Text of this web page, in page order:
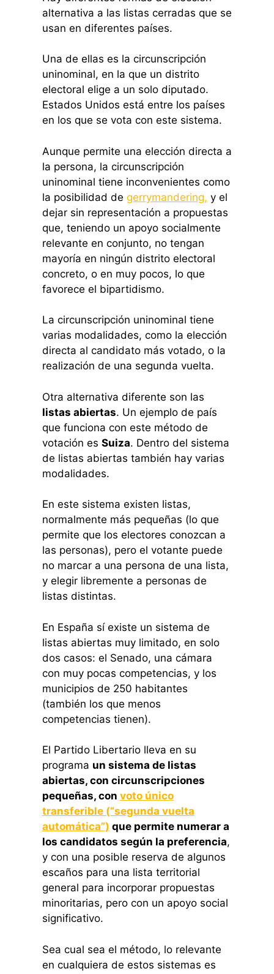
alternativa a las listas cerradas que se
usan en diferentes países.
Una de ellas es la circunscripción
uninominal, en la que un distrito
electoral elige a un solo diputado.
Estados Unidos está entre los países
en los que se vota con este sistema.
Aunque permite una elección directa a
la persona, la circunscripción
uninominal tiene inconvenientes como
la posibilidad de gerrymandering, y el
dejar sin representación a propuestas
que, teniendo un apoyo socialmente
relevante en conjunto, no tengan
mayoría en ningún distrito electoral
concreto, o en muy pocos, lo que
favorece el bipartidismo.
La circunscripción uninominal tiene
varias modalidades, como la elección
directa al candidato más votado, o la
realización de una segunda vuelta.
Otra alternativa diferente son las
listas abiertas. Un ejemplo de país
que funciona con este método de
votación es Suiza. Dentro del sistema
de listas abiertas también hay varias
modalidades.
En este sistema existen listas,
normalmente más pequeñas (lo que
permite que los electores conozcan a
las personas), pero el votante puede
no marcar a una persona de una lista,
y elegir libremente a personas de
listas distintas.
En España sí existe un sistema de
listas abiertas muy limitado, en solo
dos casos: el Senado, una cámara
con muy pocas competencias, y los
municipios de 250 habitantes
(también los que menos
competencias tienen).
El Partido Libertario lleva en su
programa un sistema de listas
abiertas, con circunscripciones
pequeñas, con voto único
transferible (“segunda vuelta
automática”) que permite numerar a
los candidatos según la preferencia,
y con una posible reserva de algunos
escaños para una lista territorial
general para incorporar propuestas
minoritarias, pero con un apoyo social
significativo.
Sea cual sea el método, lo relevante
en cualquiera de estos sistemas es